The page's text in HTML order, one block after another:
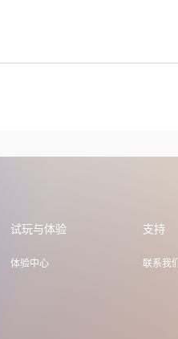
试玩与体验
体验中心
支持
联系我们